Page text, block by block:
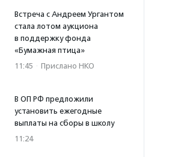
Встреча с Андреем Ургантом
стала лотом аукциона
в поддержку фонда
«Бумажная птица»
11:45 · Прислано НКО
В ОП РФ предложили
установить ежегодные
выплаты на сборы в школу
11:24